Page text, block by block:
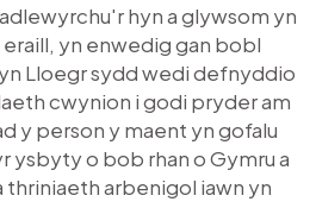
hyn a glywsom yn
yn enwedig gan bobl
Lloegr sydd wedi defnyddio
cwynion i godi pryder am
y person y maent yn gofalu
ysbyty o bob rhan o Gymru a
thriniaeth arbenigol iawn yn